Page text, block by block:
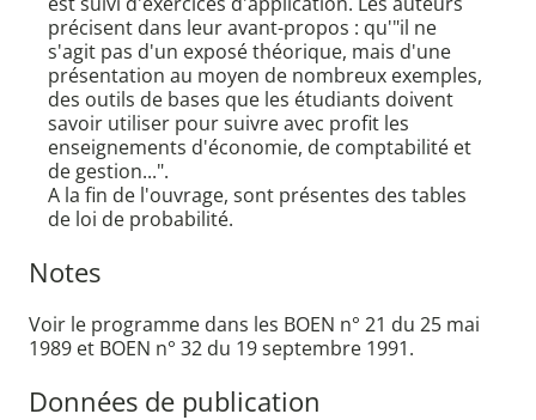
précisent dans leur avant-propos : qu'"il ne
s'agit pas d'un exposé théorique, mais d'une
présentation au moyen de nombreux exemples,
des outils de bases que les étudiants doivent
savoir utiliser pour suivre avec profit les
enseignements d'économie, de comptabilité et
de gestion...".
A la fin de l'ouvrage, sont présentes des tables
de loi de probabilité.
Notes
Voir le programme dans les BOEN n° 21 du 25 mai
1989 et BOEN n° 32 du 19 septembre 1991.
Données de publication